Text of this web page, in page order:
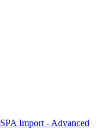
SPA Import - Advanced